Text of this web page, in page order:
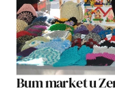
Bum market u